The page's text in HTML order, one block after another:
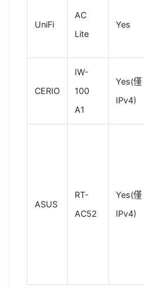
UniFi
AC
Lite
Yes
CERIO
IW-
100
A1
Yes(僅
IPv4)
ASUS
RT-
AC52
Yes(僅
IPv4)